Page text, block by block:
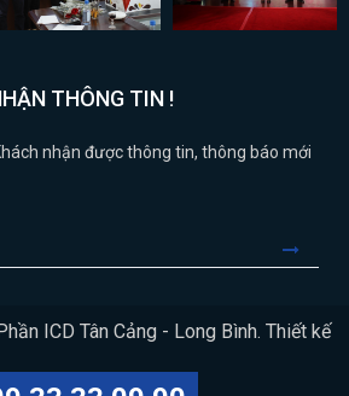
THÔNG TIN !
nhận được thông tin, thông báo mới
ICD Tân Cảng - Long Bình. Thiết kế